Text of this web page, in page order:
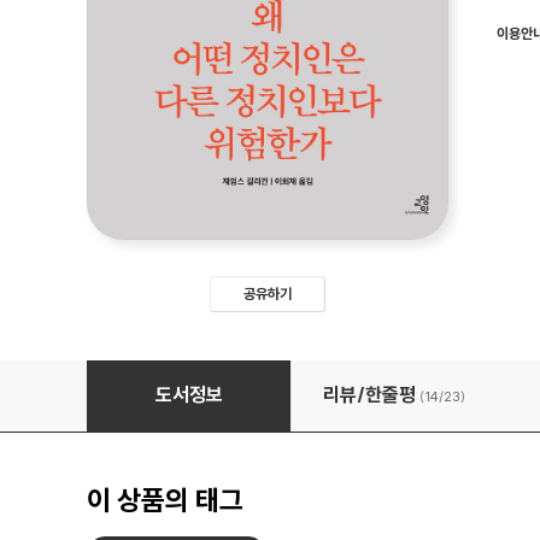
공유하기
이용안
왜 어떤 정치인은 다른 정치인보다 위험한가
도서정보 리뷰/한줄평 (14/23)
이 상품의 태그